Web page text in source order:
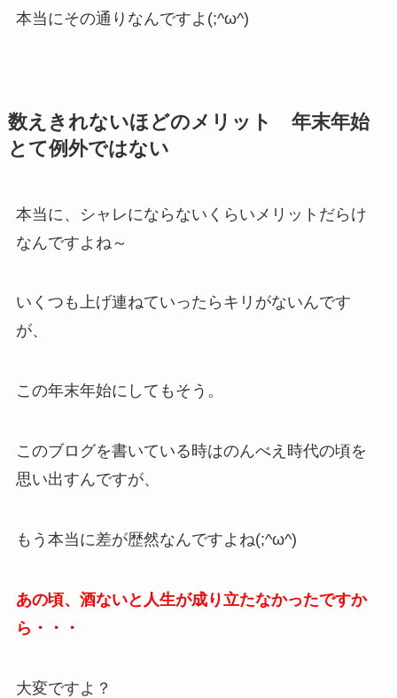
本当にその通りなんですよ(;^ω^)
数えきれないほどのメリット 年末年始
とて例外ではない
本当に、シャレにならないくらいメリットだらけ
なんですよね～
いくつも上げ連ねていったらキリがないんです
が、
この年末年始にしてもそう。
このブログを書いている時はのんべえ時代の頃を
思い出すんですが、
もう本当に差が歴然なんですよね(;^ω^)
あの頃、酒ないと人生が成り立たなかったですか
ら・・・
大変ですよ？